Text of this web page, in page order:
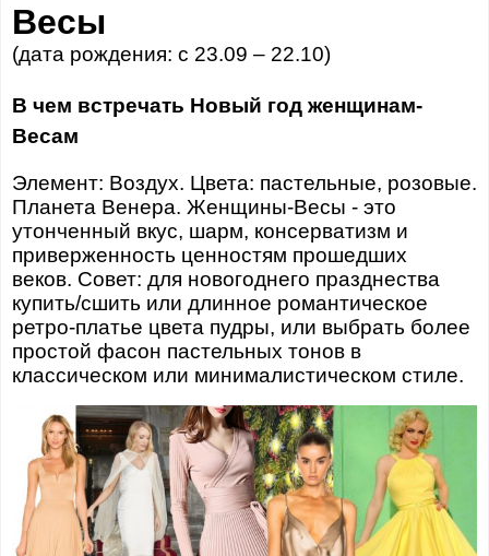
Весы
(дата рождения: с 23.09 – 22.10)
В чем встречать Новый год женщинам-
Весам
Элемент: Воздух. Цвета: пастельные, розовые.
Планета Венера. Женщины-Весы - это
утонченный вкус, шарм, консерватизм и
приверженность ценностям прошедших
веков. Совет: для новогоднего празднества
купить/сшить или длинное романтическое
ретро-платье цвета пудры, или выбрать более
простой фасон пастельных тонов в
классическом или минималистическом стиле.